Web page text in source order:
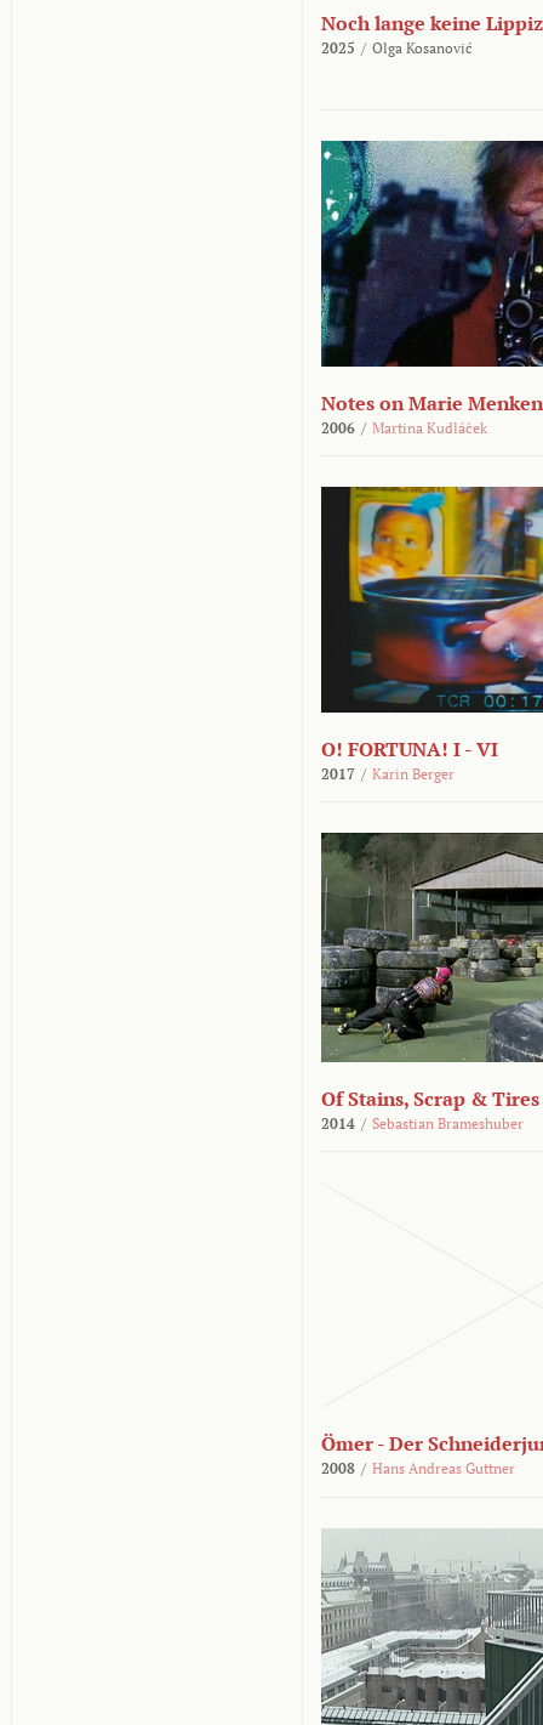
Noch lange keine
2025 / Olga Kosanović
Notes on Marie Menken
2006 / Martina Kudláček
O! FORTUNA! I - VI
2017 / Karin Berger
Of Stains, Scrap & Tires
2014 / Sebastian Brameshuber
Ömer - Der
2008 / Hans Andreas Guttner